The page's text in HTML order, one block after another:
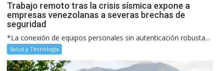
Trabajo remoto tras la crisis sísmica expone a
empresas venezolanas a severas brechas de
seguridad
*La conexión de equipos personales sin autenticación robusta...
Salud y Tecnología